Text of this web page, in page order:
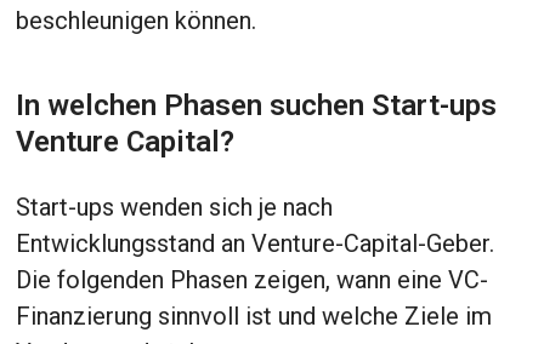
beschleunigen können.
In welchen Phasen suchen Start-ups
Venture Capital?
Start-ups wenden sich je nach
Entwicklungsstand an Venture-Capital-Geber.
Die folgenden Phasen zeigen, wann eine VC-
Finanzierung sinnvoll ist und welche Ziele im